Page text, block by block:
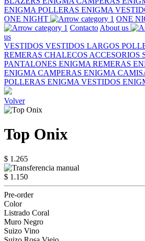
ENIGMA POLLERAS ENIGMA
ONE NIGHT
ONE
Contacto About us
us
VESTIDOS VESTIDOS LARGOS
REMERAS CHALECOS ACCESORIOS
PANTALONES ENIGMA REMERAS
ENIGMA CAMPERAS ENIGMA
POLLERAS ENIGMA VESTIDOS
Volver
Top Onix
$ 1.265
$ 1.150
Pre-order
Color
Listrado Coral
Muro Negro
Suizo Vino